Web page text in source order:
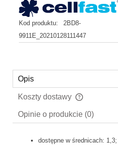
Kod produktu:
2BD8-
9911E_20210128111447
Opis
Koszty dostawy
Cena nie zawiera ewentualnych
Opinie o produkcie (0)
dostępne w średnicach: